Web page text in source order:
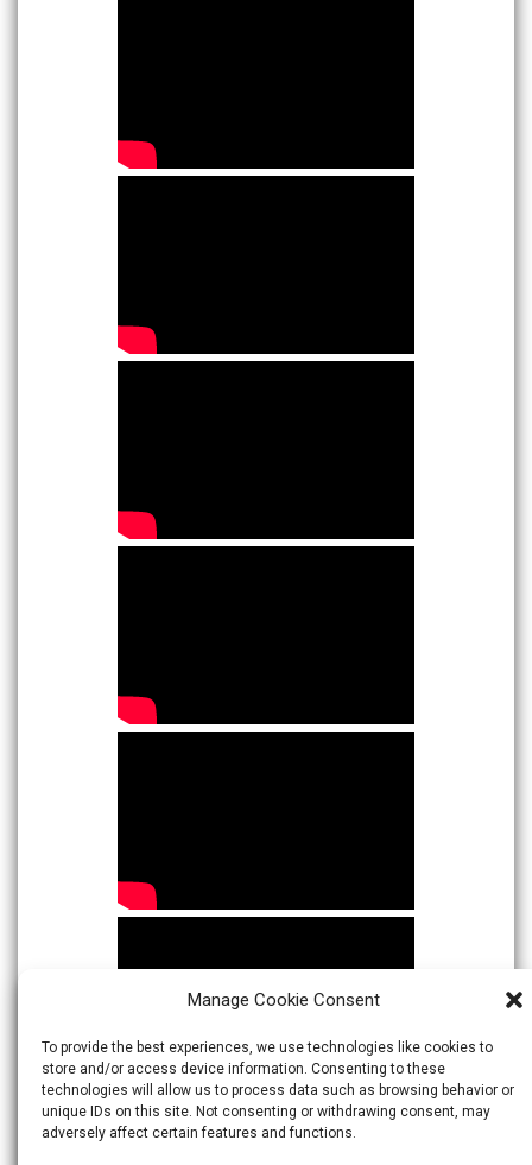
Manage Cookie Consent
To provide the best experiences, we use technologies like cookies to
store and/or access device information. Consenting to these
technologies will allow us to process data such as browsing behavior or
unique IDs on this site. Not consenting or withdrawing consent, may
adversely affect certain features and functions.